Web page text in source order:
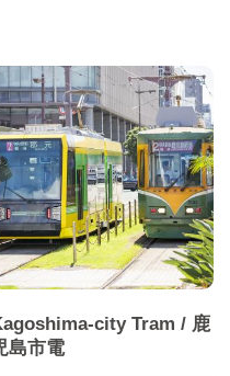
city Tram / 鹿
島市電